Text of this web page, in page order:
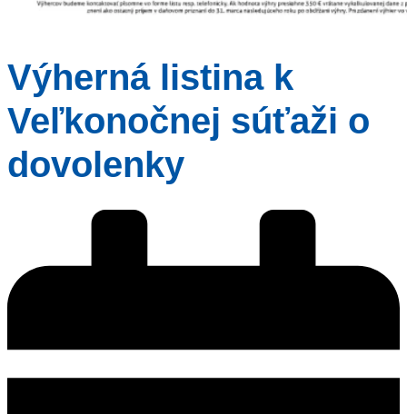
Výherná listina k
Veľkonočnej súťaži o
dovolenky